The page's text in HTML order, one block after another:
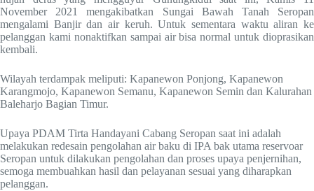
November 2021 mengakibatkan Sungai Bawah Tanah Seropan
mengalami Banjir dan air keruh. Untuk sementara waktu aliran ke
pelanggan kami nonaktifkan sampai air bisa normal untuk dioprasikan
kembali.
Wilayah terdampak meliputi: Kapanewon Ponjong, Kapanewon
Karangmojo, Kapanewon Semanu, Kapanewon Semin dan Kalurahan
Baleharjo Bagian Timur.
Upaya PDAM Tirta Handayani Cabang Seropan saat ini adalah
melakukan redesain pengolahan air baku di IPA bak utama reservoar
Seropan untuk dilakukan pengolahan dan proses upaya penjernihan,
semoga membuahkan hasil dan pelayanan sesuai yang diharapkan
pelanggan.